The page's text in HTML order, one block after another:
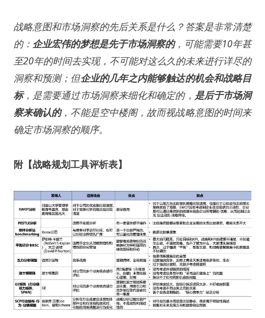
战略意图和市场洞察的先后关系是什么？答案是非常清楚
的： 企业宏伟的梦想是先于市场洞察的，可能需要10年甚
至20年的时间去实现，不可能对这么久的未来进行详尽的
洞察和预测；但企业的几年之内能够触达的机会和战略目
标，是需要通过市场洞察来细化和确定的， 是后于市场洞
察来确认的，不能是空中楼阁，故而视战略意图的时间来
确定市场洞察的顺序。
附【战略规划工具评析表】